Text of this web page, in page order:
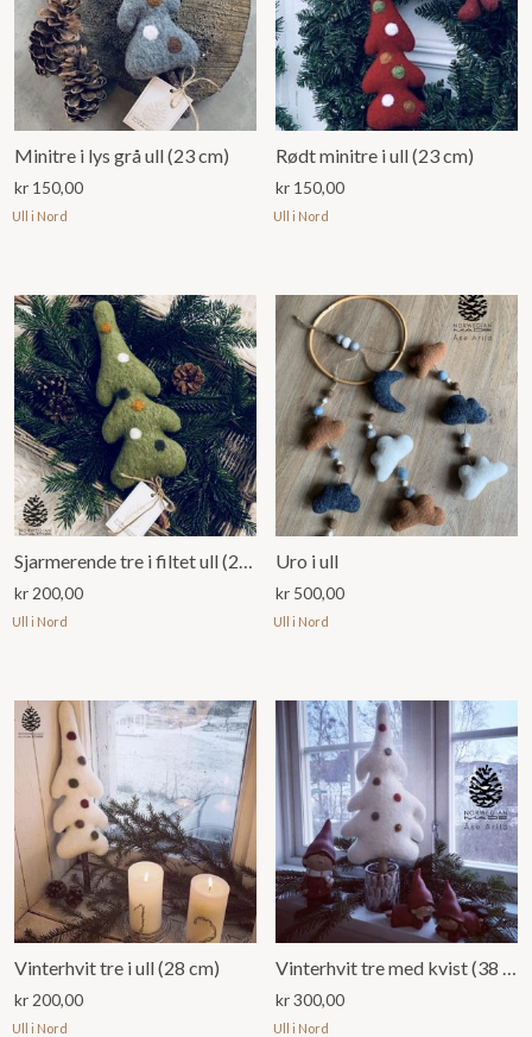
Minitre i lys grå ull (23 cm)
kr 150,00
Ull i Nord
Rødt minitre i ull (23 cm)
kr 150,00
Ull i Nord
Sjarmerende tre i filtet ull (28 cm)
kr200,00
Ull i Nord
Uro i ull
kr 500,00
Ull i Nord
Vinterhvit tre i ull (28 cm)
kr 200,00
Ull i Nord
Vinterhvit tre med kvist (38 cm)
kr300,00
Ull i Nord